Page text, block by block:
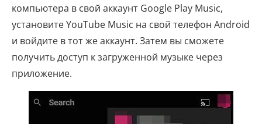
компьютера в свой аккаунт Google Play Music,
установите YouTube Music на свой телефон Android
и войдите в тот же аккаунт. Затем вы сможете
получить доступ к загруженной музыке через
приложение.